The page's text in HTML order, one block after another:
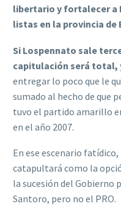
libertario y fortalecer a
listas en la provincia de
Si Lospennato sale
capitulación será total,
entregar lo poco que le
sumado al hecho de que
tuvo el partido amarillo
en el año 2007.
En ese escenario
catapultará como la
la sucesión del Gobierno
Santoro, pero no el PRO.